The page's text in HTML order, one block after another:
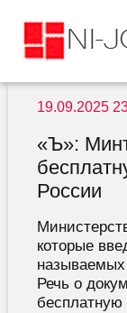
19.09.2025
«Ъ»:
России
которые
Речь о
бесплатную